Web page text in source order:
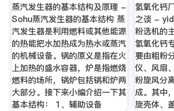
蒸汽发生器的基本结构及原理 -
Sohu蒸汽发生器的基本结构 蒸
汽发生器是利用燃料或其他能源
的热能把水加热成为热水或蒸汽
的机械设备。锅的原义是指在火
上加热的盛水容器，炉是指燃烧
燃料的场所，锅炉包括锅和炉两
大部分。接下来小编介绍一下其
基本结构： 1、辅助设备
氢氧化钙
之谈 -
粉选机的
氢氧化钙
要由粗粉
仪、风扇
粉旋风分
成。其中
旋壳体、